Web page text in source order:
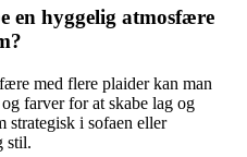
en hyggelig atmosfære
med flere plaider kan man
farver for at skabe lag og
strategisk i sofaen eller
stil.